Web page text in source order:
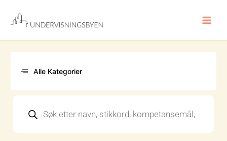
innholdet
Alle Kategorier
search